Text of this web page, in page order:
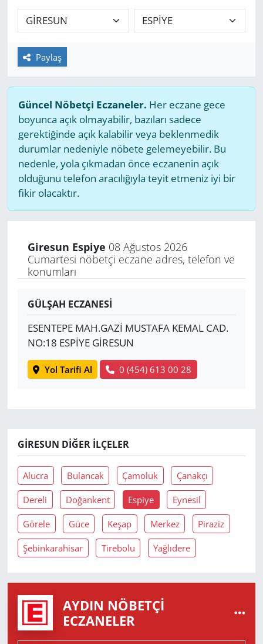
Paylaş
Güncel Nöbetçi Eczaneler. Her eczane gece
boyunca açık olmayabilir, bazıları sadece
gerektiğinde açık kalabilir veya beklenmedik
durumlar nedeniyle nöbete gelemeyebilir. Bu
nedenle, yola çıkmadan önce eczanenin açık
olduğunu telefon aracılığıyla teyit etmeniz iyi bir
fikir olacaktır.
Giresun Espiye 08 Ağustos 2026
Cumartesi nöbetçi eczane adres, telefon ve
konumları
GÜLŞAH ECZANESİ
ESENTEPE MAH.GAZİ MUSTAFA KEMAL CAD.
NO:18 ESPİYE GİRESUN
Yol Tarifi Al 0 (454) 613 00 28
GIRESUN DIĞER İLÇELER
Alucra Bulancak Çamoluk Çanakçı
Dereli Doğankent Espiye Eynesil
Görele Güce Keşap Merkez Piraziz
Şebinkarahisar Tirebolu Yağlıdere
AYDIN NÖBETÇI
ECZANELER
GÜNDEM
HABERDE İNSAN
MAGAZİN
POLİTİKA
RESMİ İLANLAR
SAĞLIK
SPOR